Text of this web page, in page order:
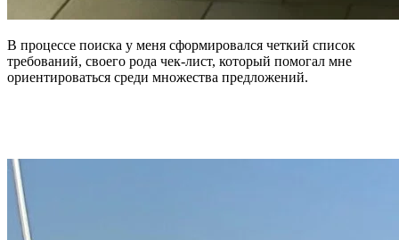
В процессе поиска у меня сформировался четкий список
требований, своего рода чек-лист, который помогал мне
ориентироваться среди множества предложений.